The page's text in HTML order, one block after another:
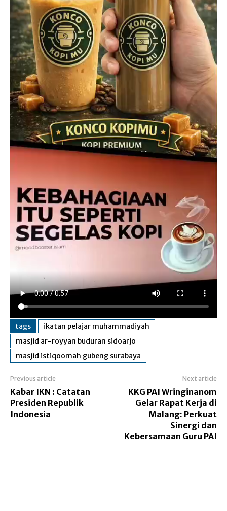
tags
ikatan pelajar muhammadiyah
masjid ar-royyan buduran sidoarjo
masjid istiqoomah gubeng surabaya
Previous article
Kabar IKN : Catatan
Presiden Republik
Indonesia
Next article
KKG PAI Wringinanom
Gelar Rapat Kerja di
Malang: Perkuat
Sinergi dan
Kebersamaan Guru PAI